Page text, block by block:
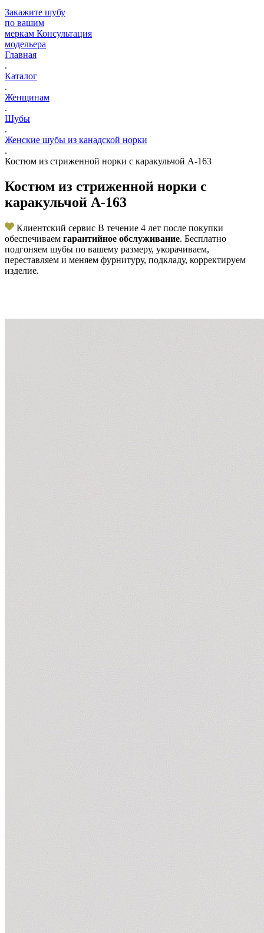
Закажите шубу
по вашим
меркам Консультация
модельера
Главная
.
Каталог
.
Женщинам
.
Шубы
.
Женские шубы из канадской норки
.
Костюм из стриженной норки с каракульчой А-163
Костюм из стриженной норки с
каракульчой А-163
Клиентский сервис В течение 4 лет после покупки
обеспечиваем гарантийное обслуживание. Бесплатно
подгоняем шубы по вашему размеру, укорачиваем,
переставляем и меняем фурнитуру, подкладу, корректируем
изделие.